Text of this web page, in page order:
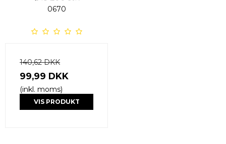
0670
140,62 DKK
99,99 DKK
(inkl. moms)
VIS PRODUKT